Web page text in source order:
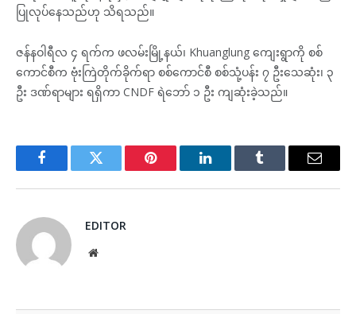
ပြုလုပ်နေသည်ဟု သိရသည်။
ဇန်နဝါရီလ ၄ ရက်က ဖလမ်းမြို့နယ်၊ Khuanglung ကျေးရွာကို စစ်
ကောင်စီက ဗုံးကြဲတိုက်ခိုက်ရာ စစ်ကောင်စီ စစ်သုံ့ပန်း ၇ ဦးသေဆုံး၊ ၃
ဦး ဒဏ်ရာများ ရရှိကာ CNDF ရဲဘော် ၁ ဦး ကျဆုံးခဲ့သည်။
FacebookTwitter Pinterest LinkedInTumblr Email
EDITOR
Website